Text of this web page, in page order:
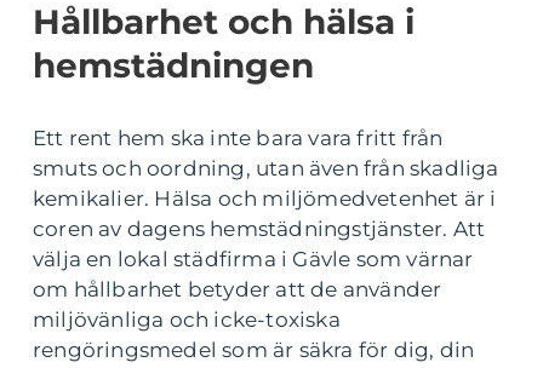
Hållbarhet och hälsa i
hemstädningen
Ett rent hem ska inte bara vara fritt från
smuts och oordning, utan även från skadliga
kemikalier. Hälsa och miljömedvetenhet är i
coren av dagens hemstädningstjänster. Att
välja en lokal städfirma i Gävle som värnar
om hållbarhet betyder att de använder
miljövänliga och icke-toxiska
rengöringsmedel som är säkra för dig, din